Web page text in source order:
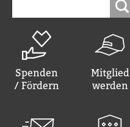
Spenden
/ Fördern
Mitglied
werden